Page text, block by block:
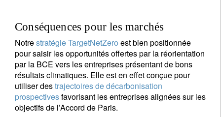
Conséquences pour les marchés
Notrestratégie TargetNetZero est bien positionnée
pour saisir les opportunités offertes par la réorientation
par la BCE vers les entreprises présentant de bons
résultats climatiques. Elle est en effet conçue pour
utiliser destrajectoires de décarbonisation
prospectivesfavorisant les entreprises alignées sur les
objectifs de l’Accord de Paris.